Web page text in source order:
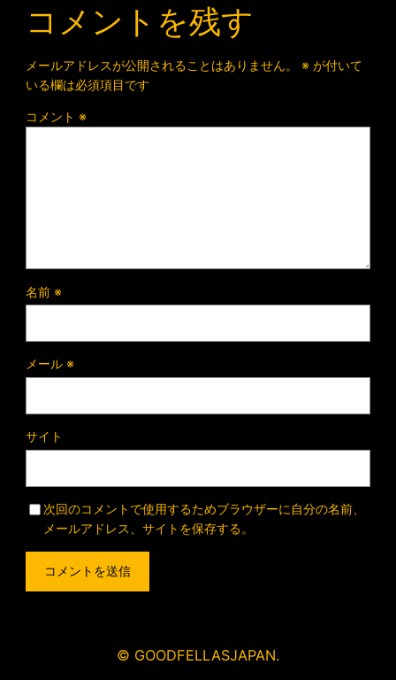
コメントを残す
メールアドレスが公開されることはありません。 ※が付いて
いる欄は必須項目です
コメント ※
名前 ※
メール ※
サイト
次回のコメントで使用するためブラウザーに自分の名前、
メールアドレス、サイトを保存する。
© GOODFELLASJAPAN.